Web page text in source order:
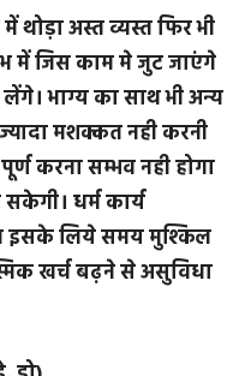
को, हा)
अस्त व्यस्त फिर भी
में जिस काम मे जुट जाएंगे
भाग्य का साथ भी अन्य
मशक्कत नही करनी
करना सम्भव नही होगा
धर्म कार्य
इसके लिये समय मुश्किल
खर्च बढ़ने से असुविधा